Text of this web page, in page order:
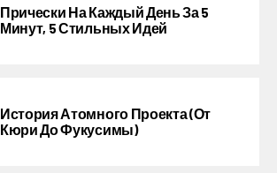
Прически На Каждый День За 5
Минут, 5 Стильных Идей
История Атомного Проекта (от
Кюри До Фукусимы)